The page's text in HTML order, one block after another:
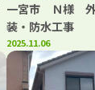
一宮市 Ｎ様 外
装・防水工事
2025.11.06